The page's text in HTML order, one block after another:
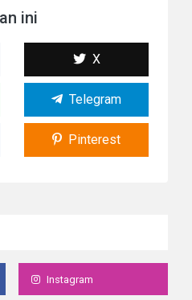
ini
X
Telegram
Pinterest
Instagram